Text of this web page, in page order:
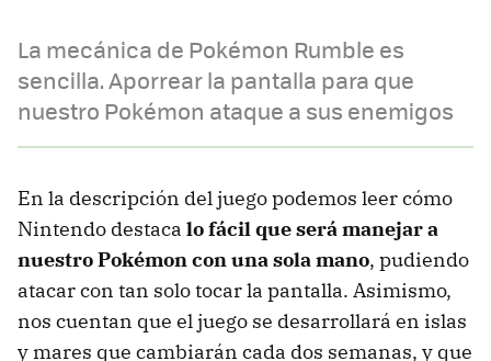
La mecánica de Pokémon Rumble es
sencilla. Aporrear la pantalla para que
nuestro Pokémon ataque a sus enemigos
En la descripción del juego podemos leer cómo
Nintendo destaca lo fácil que será manejar a
nuestro Pokémon con una sola mano, pudiendo
atacar con tan solo tocar la pantalla. Asimismo,
nos cuentan que el juego se desarrollará en islas
y mares que cambiarán cada dos semanas, y que